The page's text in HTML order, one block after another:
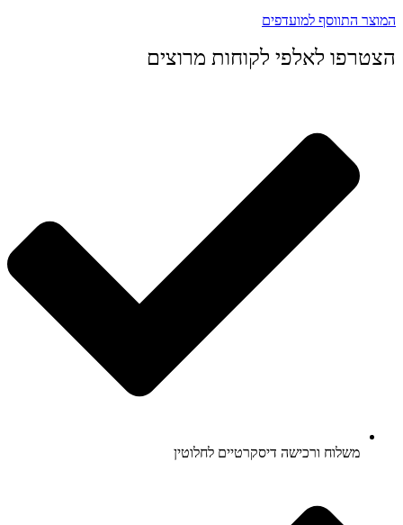
המוצר התווסף למועדפים
הצטרפו לאלפי לקוחות מרוצים
משלוח ורכישה דיסקרטיים לחלוטין